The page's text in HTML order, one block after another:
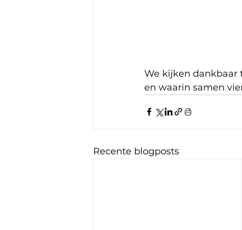
We kijken dankbaar
en waarin samen
Recente blogposts